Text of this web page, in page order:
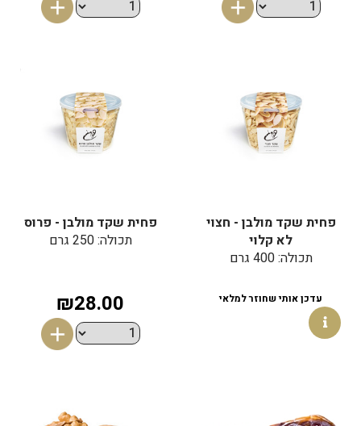
פחית שקד מולבן - חצוי
לא קלוי
תכולה: 400 גרם
עדכן אותי שחוזר למלאי
פחית שקד מולבן - פרוס
תכולה: 250 גרם
₪28.00